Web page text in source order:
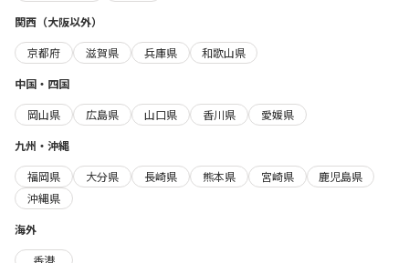
関西（大阪以外）
京都府
滋賀県 兵庫県
和歌山県
中国・四国
岡山県
広島県 山口県 香川県
愛媛県
九州・沖縄
福岡県
大分県 長崎県 熊本県 宮崎県
鹿児島県
沖縄県
海外